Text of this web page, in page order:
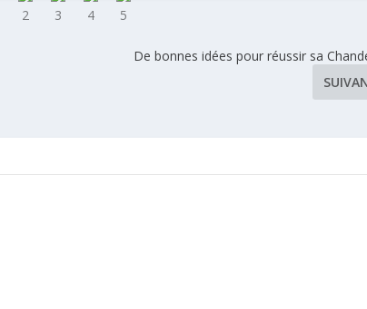
De bonnes idées pour réussir sa